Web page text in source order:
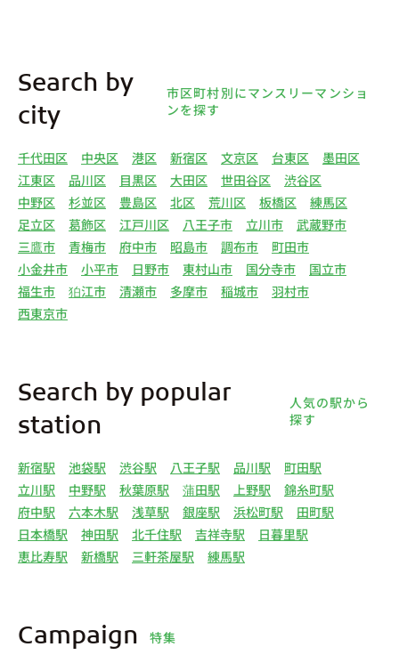
Search by
city
市区町村別にマンスリーマンショ
ンを探す
千代田区 中央区 港区 新宿区 文京区 台東区
墨田区
江東区
品川区 目黒区 大田区 世田谷区
渋谷区
中野区
杉並区 豊島区 北区 荒川区 板橋区
練馬区
足立区
葛飾区 江戸川区 八王子市 立川市
武蔵野市
三鷹市
青梅市 府中市 昭島市 調布市
町田市
小金井市
小平市 日野市 東村山市 国分寺市
国立市
福生市
狛江市 清瀬市 多摩市 稲城市
羽村市
西東京市
Search by popular
station
人気の駅から
探す
新宿駅 池袋駅 渋谷駅 八王子駅 品川駅
町田駅
立川駅
中野駅 秋葉原駅 蒲田駅 上野駅
錦糸町駅
府中駅
六本木駅 浅草駅 銀座駅 浜松町駅
田町駅
日本橋駅
神田駅 北千住駅 吉祥寺駅
日暮里駅
恵比寿駅
新橋駅 三軒茶屋駅 練馬駅
Campaign 特集